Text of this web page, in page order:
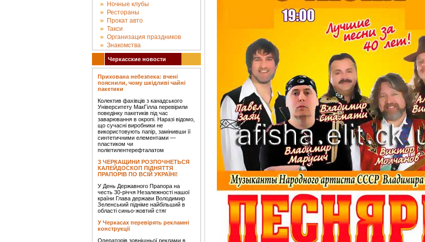
Ночные клубы
Рестораны
Прокат авто
Такси
Организация праздников
Знакомства
Черкасские новости
Прихована небезпека: вчені
пояснили, чому шкідливі чайні
пакетики
Колектив фахівців з канадського
Університету МакГілла перевірили
поведінку пакетиків під час
заварювання в окропі. Наразі відомо,
що сучасні виробники не
використовують папір, замінивши її
синтетичними елементами —
пластиком чи
поліетилентерефталатом
З ЧЕРКАЩИНИ РОЗПОЧНЕТЬСЯ
КАЛЕЙДОСКОП ПІДНЯТТЯ
ПРАПОРІВ ПО ВСІЙ УКРАЇНІ!
У День Державного Прапора на
честь 30-річчя Незалежності нашої
країни Глава держави Володимир
Зеленський підніме найбільший в
області синьо-жовтий стяг
У Черкасах перевірять рекламні
конструкції
Операторів зовнішньої реклами в